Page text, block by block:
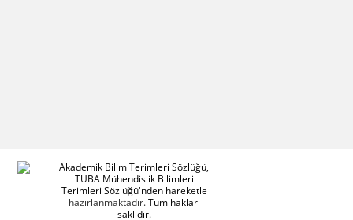
Akademik Bilim Terimleri Sözlüğü,
TÜBA Mühendislik Bilimleri
Terimleri Sözlüğü'nden hareketle
hazırlanmaktadır.Tüm hakları
saklıdır.